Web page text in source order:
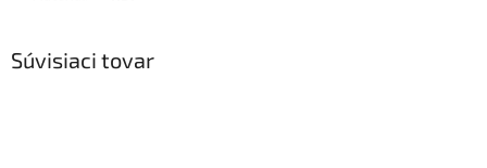
Súvisiaci tovar